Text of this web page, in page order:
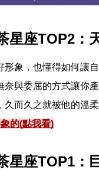
星座TOP2：
象，也懂得如何讓
與委屈的方式讓你
而久之就被他的溫柔
的(點我看)
星座TOP1：